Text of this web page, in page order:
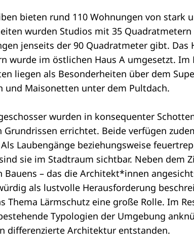
bieten rund 110 Wohnungen von stark
wurden Studios mit 35
jenseits der 90 Quadratmeter gibt. Das
wurde im östlichen Haus A umgesetzt. Im
liegen als Besonderheiten über dem
und Maisonetten unter dem Pultdach.
wurden in konsequenter
Grundrissen errichtet. Beide verfügen
Laubengänge beziehungsweise
sie im Stadtraum sichtbar. Neben dem
– das die Architekt*innen
als lustvolle Herausforderung
Thema Lärmschutz eine große Rolle. Im
Typologien der Umgebung
differenzierte Architektur entstanden.